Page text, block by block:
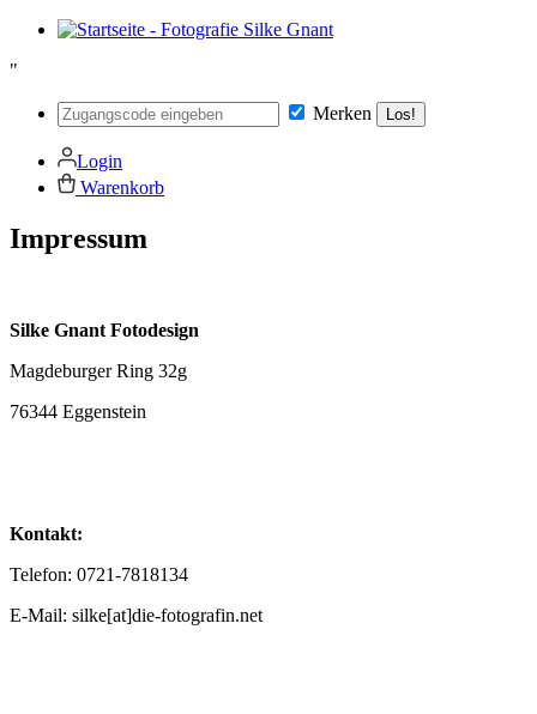
"
Merken Los!
Login
Warenkorb
Impressum
Silke Gnant Fotodesign
Magdeburger Ring 32g
76344 Eggenstein
Kontakt:
Telefon: 0721-7818134
E-Mail: silke[at]die-fotografin.net